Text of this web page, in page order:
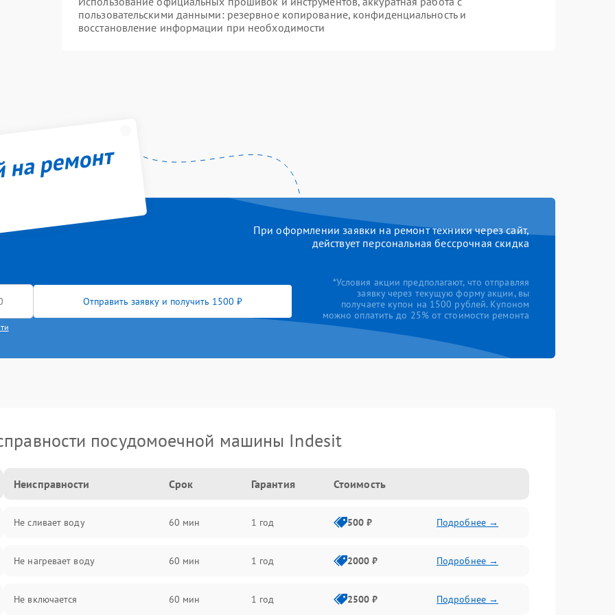
пользовательскими данными: резервное копирование, конфиденциальность и
восстановление информации при необходимости
ремонт
При оформлении заявки на ремонт техники через сайт,
действует персональная бессрочная скидка
Отправить заявку и получить 1500 ₽
*Условия акции предполагают, что отправляя
заявку через текущую форму акции, вы
получаете купон на 1500 рублей. Купоном
можно оплатить до 25% от стоимости ремонта
посудомоечной машины Indesit
Неисправности Срок Гарантия Стоимость
Не сливает воду 60 мин 1 год 500 ₽ Подробнее →
Не нагревает воду 60 мин 1 год 2000 ₽ Подробнее →
Не включается 60 мин 1 год 2500 ₽ Подробнее →